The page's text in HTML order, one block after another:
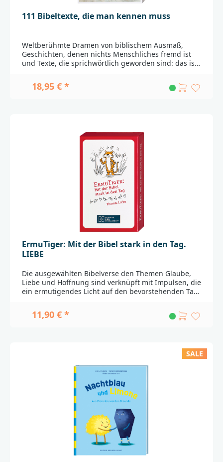
111 Bibeltexte, die man kennen muss
Weltberühmte Dramen von biblischem Ausmaß,
Geschichten, denen nichts Menschliches fremd ist
und Texte, die sprichwörtlich geworden sind: das ist
Grundlage dreier Religionen, politischer
Bewegungen und philosophischer Überzeugungen.
Geschichten der Bibel müssen Sie kennenlernen!Der
AutorAndreas Malessa ist Hörfunkjournalist und
Autor zahlreicher Sachbücher, Biografien und
Satiren.___________________________________________________
__________Bei Fragen zur Produktsicherheit wenden
Sie sich bitte an:Deutsche BibelgesellschaftBalinger
Str. 31 A70567 Stuttgartproduktsicherheit@dbg.de
18,95 € *
ErmuTiger: Mit der Bibel stark in den Tag.
LIEBE
Die ausgewählten Bibelverse den Themen Glaube,
Liebe und Hoffnung sind verknüpft mit Impulsen, die
ein ermutigendes Licht auf den bevorstehenden Tag
Frühstückstisch oder in einem persönlichen Moment
der Stille: Für zwei Minuten innehalten und dadurch
Alltag zusammen mit einem Vers aus der Bibel. So
fällt es leicht, ermtuigt und stark in den Tag zu
starten.48 Motivationskarten zum Thema "Liebe",
jeweils mit einem ErmuTIGERmotto auf der
Vorderseite, Bibelzitat, Stellennachweis und einer
stärkenden Ansprache auf der
Rückseite.________________________________________________
_____________Bei Fragen zur Produktsicherheit wenden
Sie sich bitte an:Deutsche BibelgesellschaftBalinger
Str. 31 A70567 Stuttgartproduktsicherheit@dbg.de
11,90 € *
SALE